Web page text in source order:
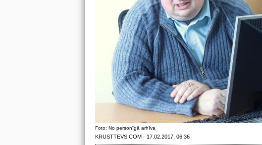
Foto: No personīgā arhīva
KRUSTTEVS.COM · 17.02.2017. 06:36